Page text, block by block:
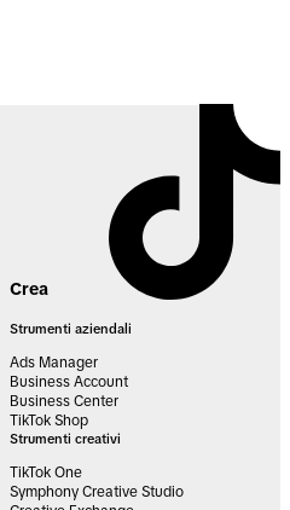
Crea
Strumenti aziendali
Ads Manager
Business Account
Business Center
TikTok Shop
Strumenti creativi
TikTok One
Symphony Creative Studio